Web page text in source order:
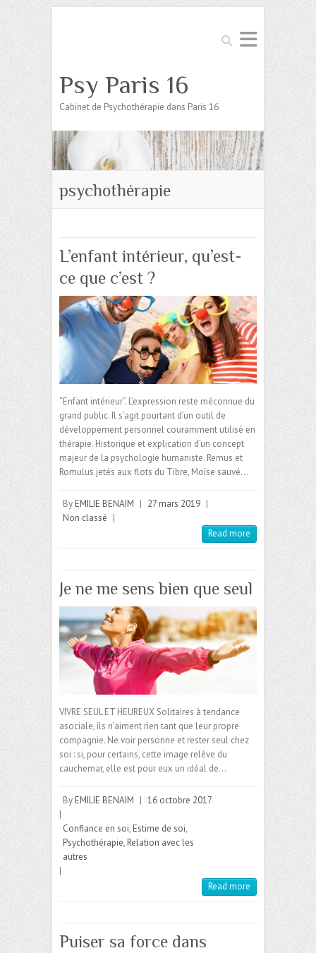
Search
Psy Paris 16
Cabinet de Psychothérapie dans Paris 16
psychothérapie
L’enfant intérieur, qu’est-
ce que c’est ?
“Enfant intérieur”. L’expression reste méconnue du
grand public. Il s’agit pourtant d’un outil de
développement personnel couramment utilisé en
thérapie. Historique et explication d’un concept
majeur de la psychologie humaniste. Remus et
Romulus jetés aux flots du Tibre, Moïse sauvé…
By EMILIE BENAIM | 27 mars 2019 |
Non classé |
Read more
Je ne me sens bien que seul
VIVRE SEUL ET HEUREUX Solitaires à tendance
asociale, ils n’aiment rien tant que leur propre
compagnie. Ne voir personne et rester seul chez
soi : si, pour certains, cette image relève du
cauchemar, elle est pour eux un idéal de…
By EMILIE BENAIM | 16 octobre 2017
|
Confiance en soi, Estime de soi,
Psychothérapie, Relation avec les
autres
|
Read more
Puiser sa force dans